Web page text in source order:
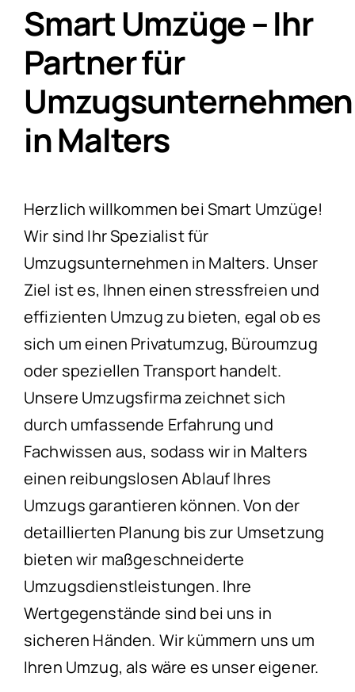
Smart Umzüge – Ihr
Partner für
Umzugsunternehmen
in Malters
Herzlich willkommen bei Smart Umzüge!
Wir sind Ihr Spezialist für
Umzugsunternehmen in Malters. Unser
Ziel ist es, Ihnen einen stressfreien und
effizienten Umzug zu bieten, egal ob es
sich um einen Privatumzug, Büroumzug
oder speziellen Transport handelt.
Unsere Umzugsfirma zeichnet sich
durch umfassende Erfahrung und
Fachwissen aus, sodass wir in Malters
einen reibungslosen Ablauf Ihres
Umzugs garantieren können. Von der
detaillierten Planung bis zur Umsetzung
bieten wir maßgeschneiderte
Umzugsdienstleistungen. Ihre
Wertgegenstände sind bei uns in
sicheren Händen. Wir kümmern uns um
Ihren Umzug, als wäre es unser eigener.